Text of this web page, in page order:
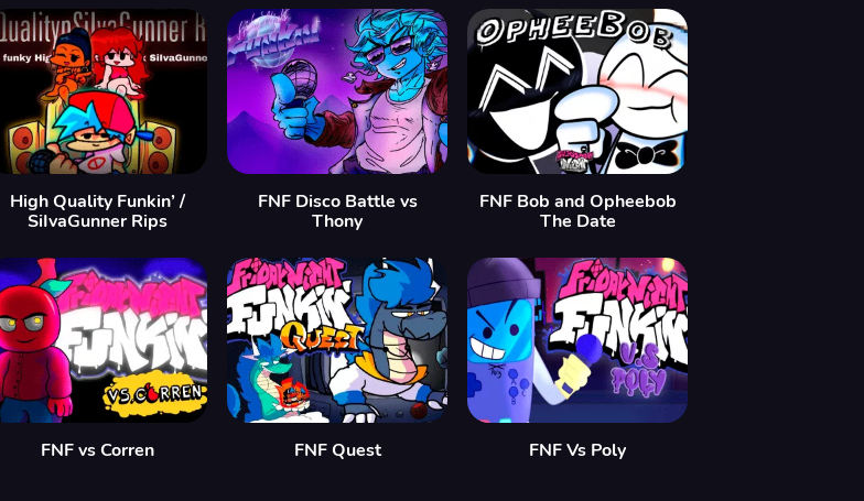
High Quality Funkin’ /
SiIvaGunner Rips
FNF Disco Battle vs
Thony
FNF Bob and Opheebob
The Date
FNF vs Corren FNF Quest FNF Vs Poly